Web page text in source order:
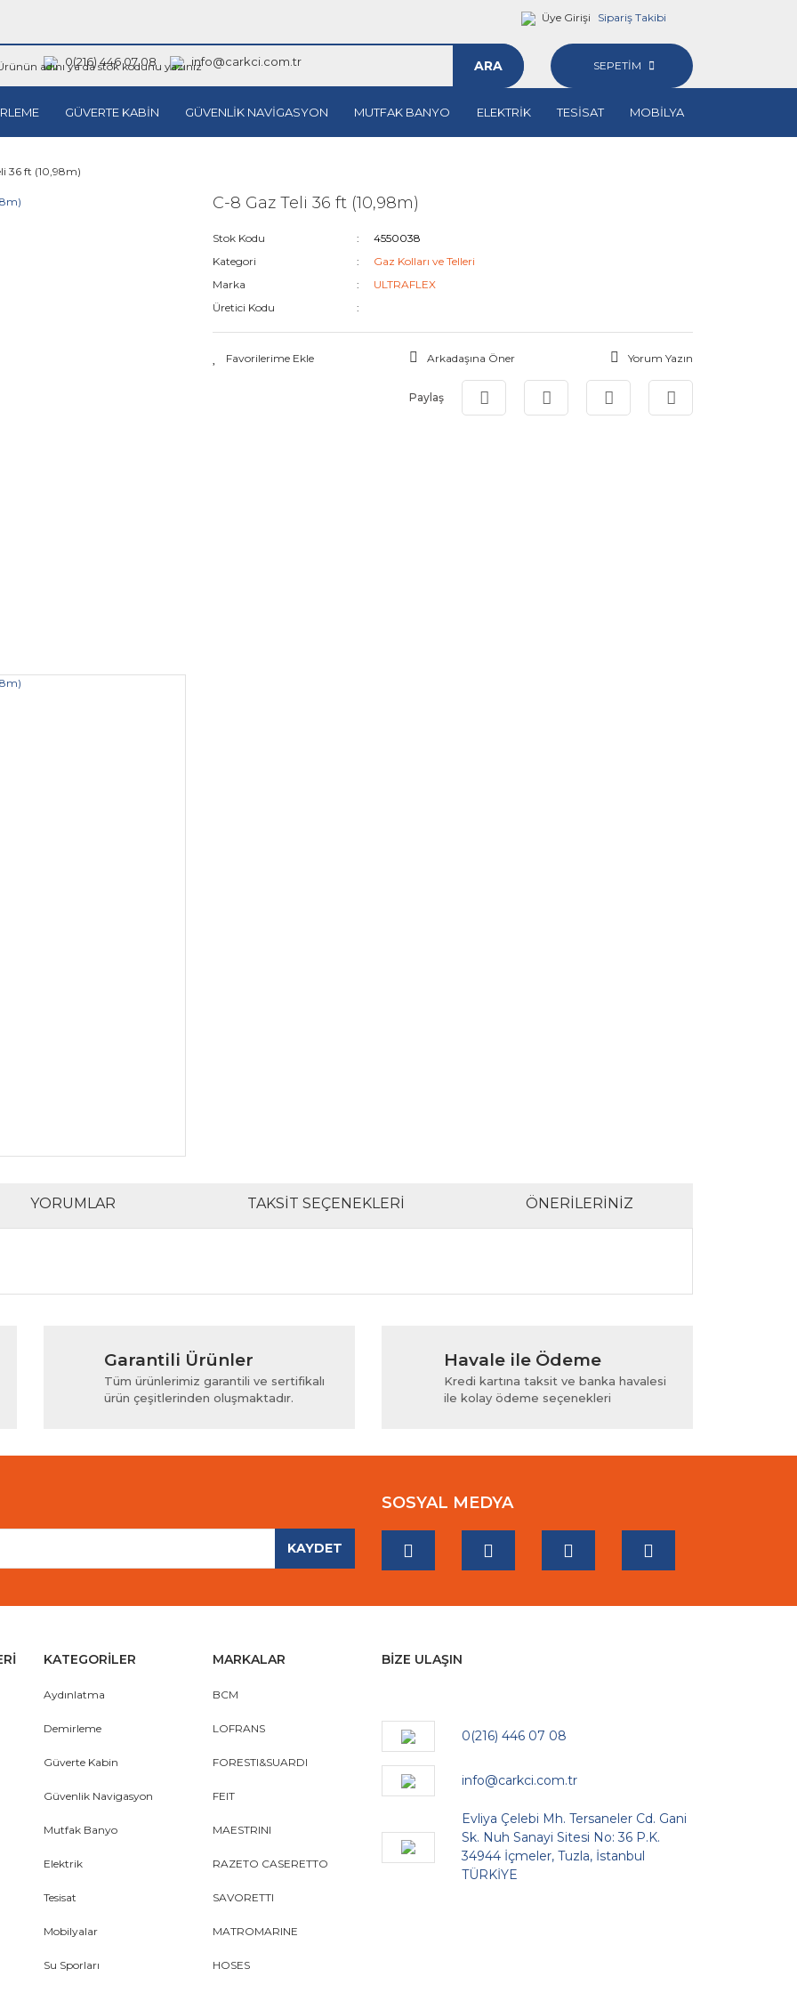
Üye Girişi Sipariş Takibi
0(216) 446 07 08 info@carkci.com.tr ARA SEPETİM
GÜVERTE KABİN GÜVENLİK NAVİGASYON MUTFAK BANYO ELEKTRİK TESİSAT MOBİLYA
36 ft (10,98m)
C-8 Gaz Teli 36 ft (10,98m)
Stok Kodu
4550038
Kategori
Gaz Kolları ve Telleri
Marka
ULTRAFLEX
Üretici Kodu
Arkadaşına Öner Yorum Yazın
Paylaş
YORUMLAR TAKSIT SEÇENEKLERI ÖNERILERINIZ
Yorum Yaz
ve diğer konularda yetersiz gördüğünüz noktaları öneri formunu kullanarak tarafımıza iletebilirsiniz.
Garantili Ürünler
Tüm ürünlerimiz garantili ve sertifikalı
ürün çeşitlerinden oluşmaktadır.
Havale ile Ödeme
Kredi kartına taksit ve banka havalesi
ile kolay ödeme seçenekleri
KAYDET
SOSYAL MEDYA
KATEGORİLER
Aydınlatma
Demirleme
Güverte Kabin
Güvenlik Navigasyon
Mutfak Banyo
Elektrik
Tesisat
Mobilyalar
Su Sporları
MARKALAR
BCM
LOFRANS
FORESTI&SUARDI
FEIT
MAESTRINI
RAZETO CASERETTO
SAVORETTI
MATROMARINE
HOSES
BİZE ULAŞIN
0(216) 446 07 08
info@carkci.com.tr
Evliya Çelebi Mh. Tersaneler Cd. Gani
Sk. Nuh Sanayi Sitesi No: 36 P.K.
34944 İçmeler, Tuzla, İstanbul
TÜRKİYE